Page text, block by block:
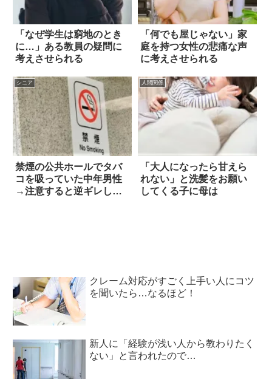
「なぜ学生は窮地のとき
に…」ある教員の疑問に
考えさせられる
「何でも屋じゃない」家
庭を持つ女性の悲痛な声
に考えさせられる
シニア
禁煙の公共ホールでタバ
コを吸っていた中年男性
→注意すると逆ギレし
人間関係
「大人になったら甘えら
れない」と洗髪をお願い
してくる子に母は
クレーム対応がすごく上手い人にコツ
を聞いたら…なるほど！
新人に「経験が浅い人から教わりたく
ない」と言われたので…